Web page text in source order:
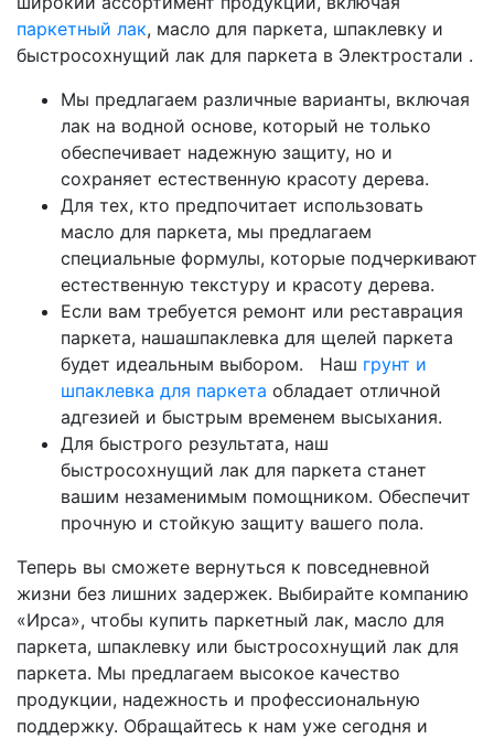
паркетный лак, масло для паркета, шпаклевку и
быстросохнущий лак для паркета в Электростали .
Мы предлагаем различные варианты, включая
лак на водной основе, который не только
обеспечивает надежную защиту, но и
сохраняет естественную красоту дерева.
Для тех, кто предпочитает использовать
масло для паркета, мы предлагаем
специальные формулы, которые подчеркивают
естественную текстуру и красоту дерева.
Если вам требуется ремонт или реставрация
паркета, нашашпаклевка для щелей паркета
будет идеальным выбором. Наш грунт и
шпаклевка для паркета обладает отличной
адгезией и быстрым временем высыхания.
Для быстрого результата, наш
быстросохнущий лак для паркета станет
вашим незаменимым помощником. Обеспечит
прочную и стойкую защиту вашего пола.
Теперь вы сможете вернуться к повседневной
жизни без лишних задержек. Выбирайте компанию
«Ирса», чтобы купить паркетный лак, масло для
паркета, шпаклевку или быстросохнущий лак для
паркета. Мы предлагаем высокое качество
продукции, надежность и профессиональную
поддержку. Обращайтесь к нам уже сегодня и